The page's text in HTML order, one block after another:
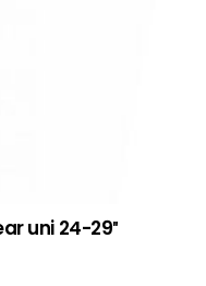
uni 24-29″